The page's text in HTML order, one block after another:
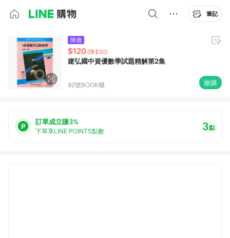
筆記
降價
$120 (降$30)
建弘國中資優數學試題精解第2集
92號BOOK櫃 搶購
訂單成立賺3%
下單享LINE POINTS點數 3點